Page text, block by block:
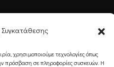
Συγκατάθεσης
χρησιμοποιούμε τεχνολογίες όπως
πρόσβαση σε πληροφορίες συσκευών. Η